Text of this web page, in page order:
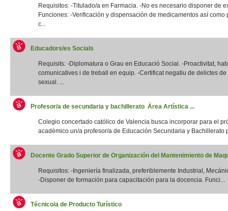
Requisitos: -Titulado/a en Farmacia. -No es necesario disponer de
Funciones: -Verificación y dispensación de medicamentos así como
c...
Educadors/es Socials
Requisits: -Diplomatura o Grau en Educació Social. -Proactivitat,
comunicatives i de treball en equip. -Certificat negatiu de delictes
sexual. ...
Profesor/a de secundaria y bachillerato Área Artística ...
Colegio concertado católico de Valencia busca incorporar para el
académico un/a profesor/a de Educación Secundaria y Bachillerato
Docente Grado Superior de Organización del Mantenimiento de
Requisitos: -Ingeniería finalizada, preferiblemente Industrial,
-Disponer de formación para capacitación para la docencia. Funci...
Técnico/a de Producto Turístico